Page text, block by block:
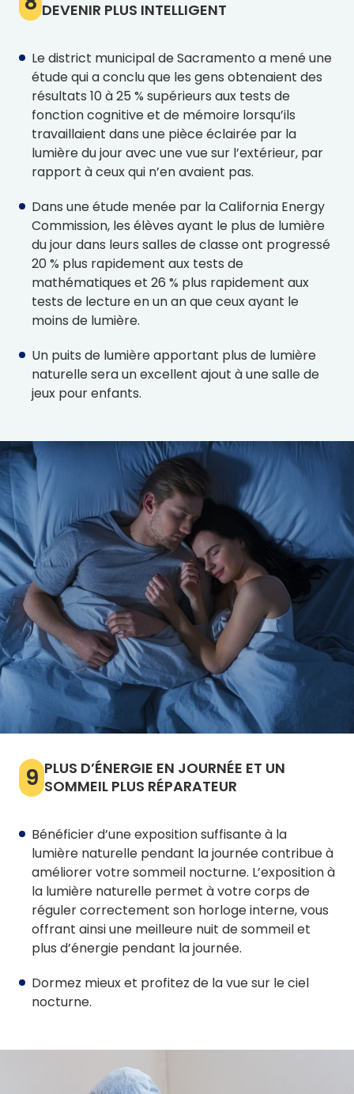
DEVENIR PLUS INTELLIGENT
Le district municipal de Sacramento a mené une
étude qui a conclu que les gens obtenaient des
résultats 10 à 25 % supérieurs aux tests de
fonction cognitive et de mémoire lorsqu’ils
travaillaient dans une pièce éclairée par la
lumière du jour avec une vue sur l’extérieur, par
rapport à ceux qui n’en avaient pas.
Dans une étude menée par la California Energy
Commission, les élèves ayant le plus de lumière
du jour dans leurs salles de classe ont progressé
20 % plus rapidement aux tests de
mathématiques et 26 % plus rapidement aux
tests de lecture en un an que ceux ayant le
moins de lumière.
Un puits de lumière apportant plus de lumière
naturelle sera un excellent ajout à une salle de
jeux pour enfants.
9 PLUS D’ÉNERGIE EN JOURNÉE ET UN
SOMMEIL PLUS RÉPARATEUR
Bénéficier d’une exposition suffisante à la
lumière naturelle pendant la journée contribue à
améliorer votre sommeil nocturne. L’exposition à
la lumière naturelle permet à votre corps de
réguler correctement son horloge interne, vous
offrant ainsi une meilleure nuit de sommeil et
plus d’énergie pendant la journée.
Dormez mieux et profitez de la vue sur le ciel
nocturne.